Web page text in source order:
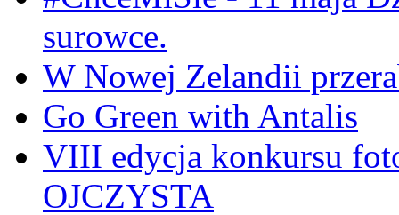
surowce.
W Nowej Zelandii
Go Green with Antalis
VIII edycja konkursu
OJCZYSTA